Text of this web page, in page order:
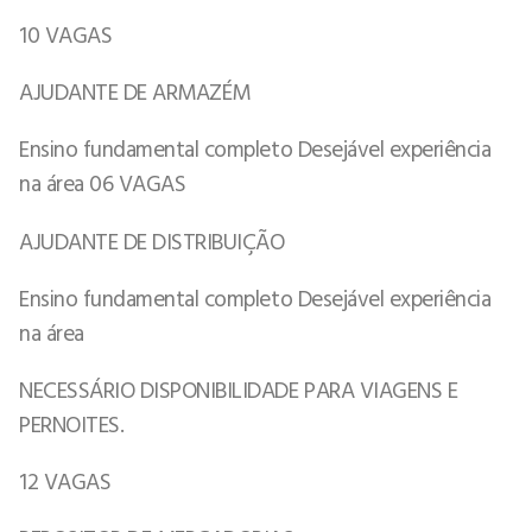
10 VAGAS
AJUDANTE DE ARMAZÉM
Ensino fundamental completo Desejável experiência
na área 06 VAGAS
AJUDANTE DE DISTRIBUIÇÃO
Ensino fundamental completo Desejável experiência
na área
NECESSÁRIO DISPONIBILIDADE PARA VIAGENS E
PERNOITES.
12 VAGAS